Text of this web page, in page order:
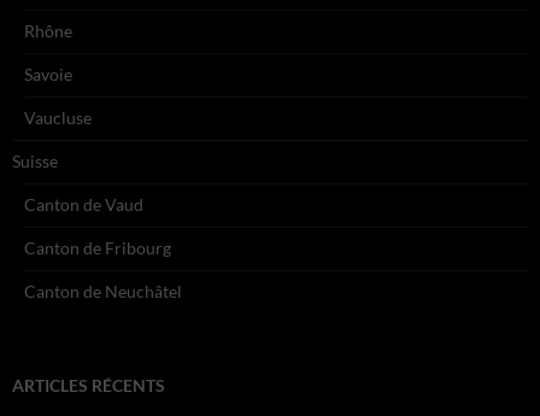
Rhône
Savoie
Vaucluse
Suisse
Canton de Vaud
Canton de Fribourg
Canton de Neuchâtel
ARTICLES RÉCENTS